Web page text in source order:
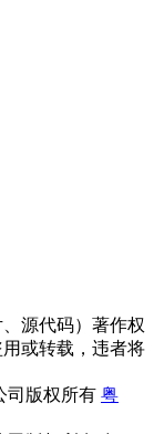
源代码）著作权
或转载，违者将
司版权所有 粤